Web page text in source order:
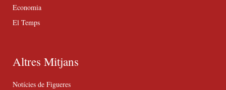
Economia
El Temps
Altres Mitjans
Notícies de Figueres